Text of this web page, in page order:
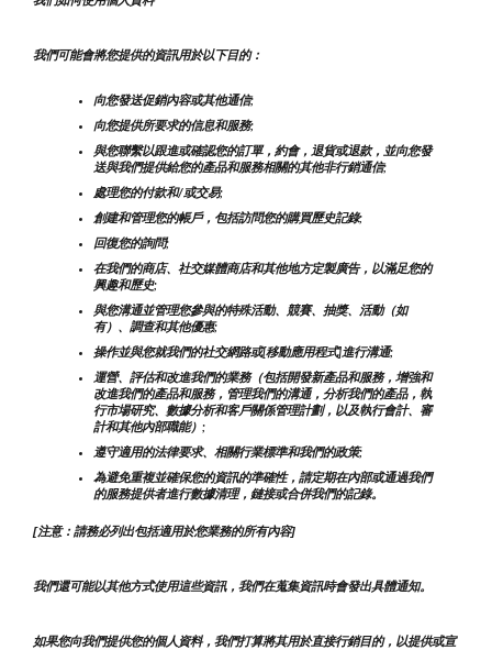
我們可能會將您提供的資訊用於以下目的：
向您發送促銷內容或其他通信;
向您提供所要求的信息和服務;
與您聯繫以跟進或確認您的訂單，約會，退貨或退款，並向您發
送與我們提供給您的產品和服務相關的其他非行銷通信;
處理您的付款和/或交易;
創建和管理您的帳戶，包括訪問您的購買歷史記錄;
回復您的詢問;
在我們的商店、社交媒體商店和其他地方定製廣告，以滿足您的
興趣和歷史;
與您溝通並管理您參與的特殊活動、競賽、抽獎、活動（如
有）、調查和其他優惠;
操作並與您就我們的社交網路或[移動應用程式]進行溝通;
運營、評估和改進我們的業務（包括開發新產品和服務，增強和
改進我們的產品和服務，管理我們的溝通，分析我們的產品，執
行市場研究、數據分析和客戶關係管理計劃，以及執行會計、審
計和其他內部職能）;
遵守適用的法律要求、相關行業標準和我們的政策;
為避免重複並確保您的資訊的準確性，請定期在內部或通過我們
的服務提供者進行數據清理，鏈接或合併我們的記錄。
[注意：請務必列出包括適用於您業務的所有內容]
我們還可能以其他方式使用這些資訊，我們在蒐集資訊時會發出具體通知。
如果您向我們提供您的個人資料，我們打算將其用於直接行銷目的，以提供或宣